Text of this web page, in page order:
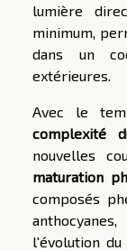
lumière
minimum,
dans un
extérieures.
Avec le
complexité
nouvelles
maturation
composés
l'évolution